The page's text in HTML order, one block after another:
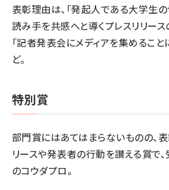
表彰理由は、「発起人である大学生
読み手を共感へと導くプレスリリース
「記者発表会にメディアを集めること
ど。
特別賞
部門賞にはあてはまらないものの、
リースや発表者の行動を讃える賞で
のコウダプロ。